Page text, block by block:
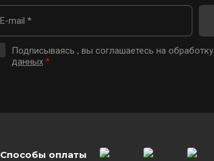
Подписываясь , вы соглашаетесь на обработку
данных *
Способы оплаты